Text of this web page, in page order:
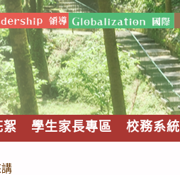
絮 學生家長專區 校務系統